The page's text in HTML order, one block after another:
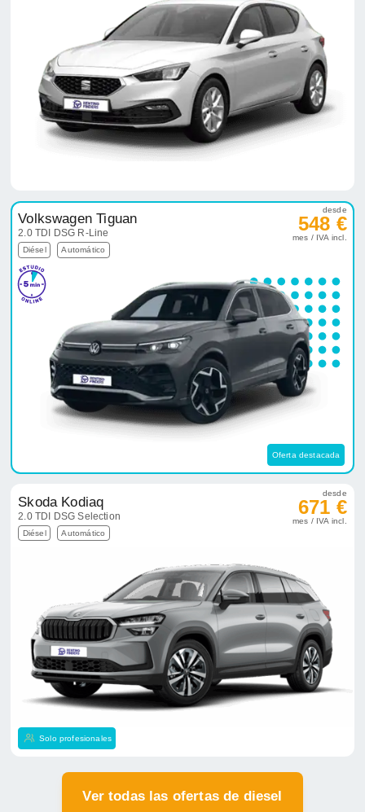
Volkswagen Tiguan
2.0 TDI DSG R-Line
Diésel Automático
desde
548 €
mes / IVA incl.
Oferta destacada
Skoda Kodiaq
2.0 TDI DSG Selection
Diésel Automático
desde
671 €
mes / IVA incl.
Solo profesionales
Ver todas las ofertas de diesel